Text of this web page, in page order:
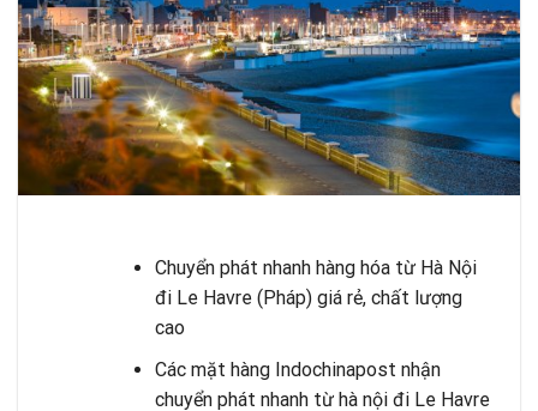
Chuyển phát nhanh hàng hóa từ Hà Nội
đi Le Havre (Pháp) giá rẻ, chất lượng
cao
Các mặt hàng Indochinapost nhận
chuyển phát nhanh từ hà nội đi Le Havre